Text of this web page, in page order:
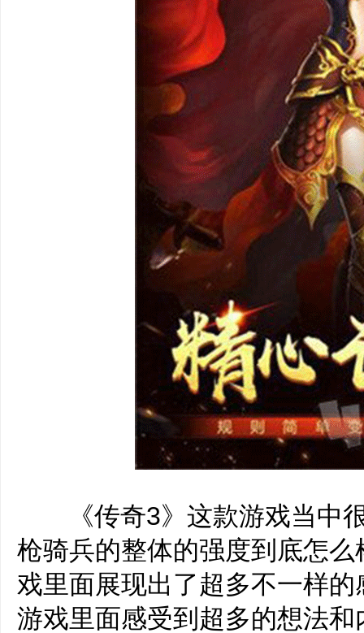
《传奇3》这款游戏当中很
枪骑兵的整体的强度到底怎
戏里面展现出了超多不一样
游戏里面感受到超多的想法